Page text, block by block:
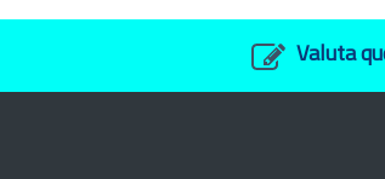
Valuta